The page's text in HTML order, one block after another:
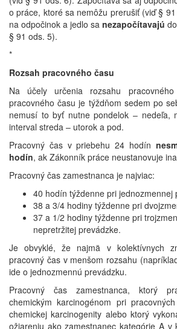
o práce, ktoré sa nemôžu prerušiť (viď §
na odpočinok a jedlo sa nezapočítavajú
§ 91 ods. 5).
*
Rozsah pracovného času
Na účely určenia rozsahu
pracovného času je týždňom sedem po
nemusí to byť nutne pondelok – nedeľa,
interval streda – utorok a pod.
Pracovný čas v priebehu 24 hodín
hodín, ak Zákonník práce neustanovuje
Pracovný čas zamestnanca je najviac:
40 hodín týždenne pri jednozmennej
38 a 3/4 hodiny týždenne pri
37 a 1/2 hodiny týždenne pri
nepretržitej prevádzke.
Je obvyklé, že najmä v kolektívnych
pracovný čas v menšom rozsahu
ide o jednozmennú prevádzku.
Pracovný čas zamestnanca, ktorý
chemickým karcinogénom pri
chemickej karcinogenity alebo ktorý
ožiareniu ako zamestnanec kategórie A v